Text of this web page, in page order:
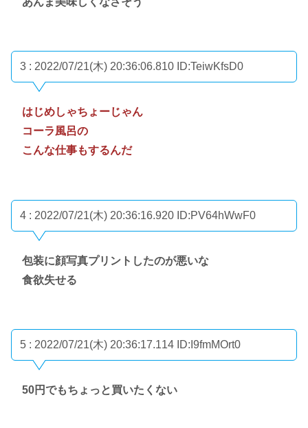
3 : 2022/07/21(木) 20:36:06.810 ID:TeiwKfsD0
はじめしゃちょーじゃん
コーラ風呂の
こんな仕事もするんだ
4 : 2022/07/21(木) 20:36:16.920 ID:PV64hWwF0
包装に顔写真プリントしたのが悪いな
食欲失せる
5 : 2022/07/21(木) 20:36:17.114 ID:I9fmMOrt0
50円でもちょっと買いたくない